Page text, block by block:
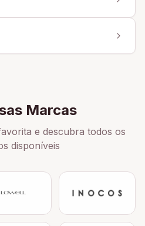
Marcas
e descubra todos os
disponíveis